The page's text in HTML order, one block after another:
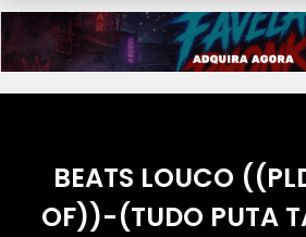
BEATS LOUCO
OF))-(TUDO PUTA